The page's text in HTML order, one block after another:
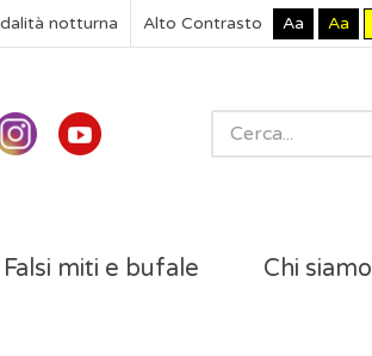
notturna Alto Contrasto Aa Aa
Falsi miti e bufale Chi siamo